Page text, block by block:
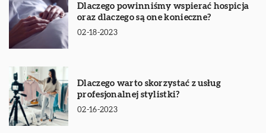
Dlaczego powinniśmy wspierać hospicja
oraz dlaczego są one konieczne?
02-18-2023
Dlaczego warto skorzystać z usług
profesjonalnej stylistki?
02-16-2023